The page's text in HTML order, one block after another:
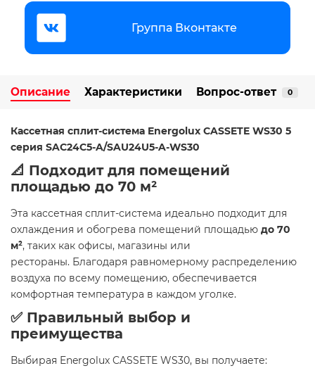
Группа Вконтакте
Описание Характеристики Вопрос-ответ 0
Кассетная сплит-система Energolux CASSETE WS30 5
серия SAC24C5-A/SAU24U5-A-WS30
📐 Подходит для помещений
площадью до 70 м²
Эта кассетная сплит-система идеально подходит для
охлаждения и обогрева помещений площадью до 70
м², таких как офисы, магазины или
рестораны. Благодаря равномерному распределению
воздуха по всему помещению, обеспечивается
комфортная температура в каждом уголке.
✅ Правильный выбор и
преимущества
Выбирая Energolux CASSETE WS30, вы получаете: